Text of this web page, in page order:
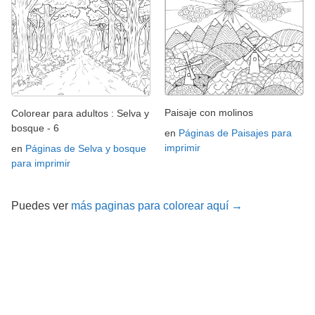
Colorear para adultos : Selva y
bosque - 6
en Páginas de Selva y bosque
para imprimir
Paisaje con molinos
en Páginas de Paisajes para
imprimir
Puedes ver más paginas para colorear aquí →